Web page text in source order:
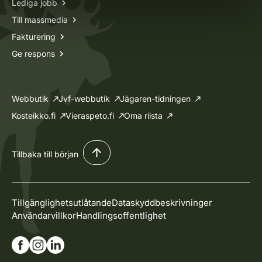
Lediga jobb
Till massmedia
Fakturering
Ge respons
Webbutik Jvf-webbutik
Jägaren-tidningen
Kosteikko.fi
Vieraspeto.fi Oma riista
Tillbaka till början
TillgänglighetsutlåtandeDataskyddbeskrivninger
AnvändarvillkorHandlingsoffentlighet